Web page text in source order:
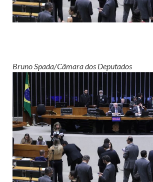
Bruno Spada/Câmara dos Deputados